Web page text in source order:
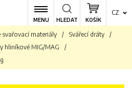
MENU KOŠÍK
CZ
HLEDAT
svařovací materiály / Svářecí dráty
/
hliníkové MIG/MAG
/